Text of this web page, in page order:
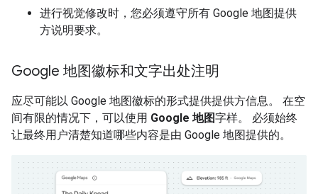
进行视觉修改时，您必须遵守所有 Google 地图提供
方说明要求。
Google 地图徽标和文字出处注明
应尽可能以 Google 地图徽标的形式提供提供方信息。 在空
间有限的情况下，可以使用 Google 地图字样。 必须始终
让最终用户清楚知道哪些内容是由 Google 地图提供的。